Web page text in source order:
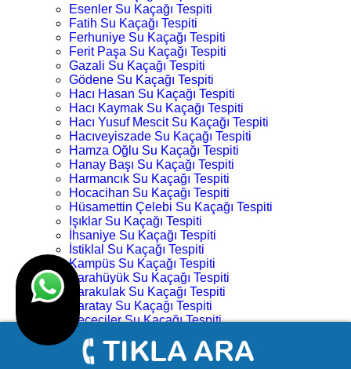
Esenler Su Kaçağı Tespiti
Fatih Su Kaçağı Tespiti
Ferhuniye Su Kaçağı Tespiti
Ferit Paşa Su Kaçağı Tespiti
Gazali Su Kaçağı Tespiti
Gödene Su Kaçağı Tespiti
Hacı Hasan Su Kaçağı Tespiti
Hacı Kaymak Su Kaçağı Tespiti
Hacı Yusuf Mescit Su Kaçağı Tespiti
Hacıveyiszade Su Kaçağı Tespiti
Hamza Oğlu Su Kaçağı Tespiti
Hanay Başı Su Kaçağı Tespiti
Harmancık Su Kaçağı Tespiti
Hocacihan Su Kaçağı Tespiti
Hüsamettin Çelebi Su Kaçağı Tespiti
Işıklar Su Kaçağı Tespiti
İhsaniye Su Kaçağı Tespiti
İstiklal Su Kaçağı Tespiti
Kampüs Su Kaçağı Tespiti
Karahüyük Su Kaçağı Tespiti
Karakulak Su Kaçağı Tespiti
Karatay Su Kaçağı Tespiti
Keçeciler Su Kaçağı Tespiti
Keykubat Su Kaçağı Tespiti
Kılıç Aslan Su Kaçağı Tespiti
Kovanağzı Su Kaçağı Tespiti